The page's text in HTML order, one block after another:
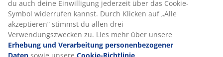
Bewertungen
(0 )